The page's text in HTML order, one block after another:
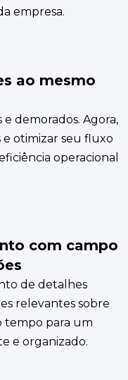
empresa.
ao mesmo
e demorados. Agora,
otimizar seu fluxo
operacional
com campo
de detalhes
relevantes sobre
tempo para um
e organizado.